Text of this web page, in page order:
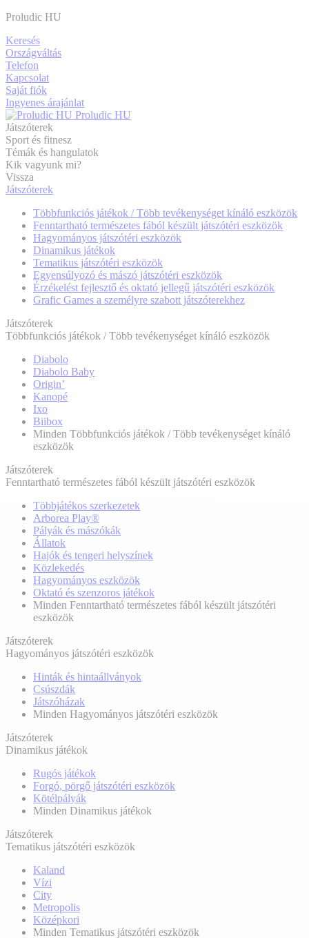
Proludic HU
Keresés
Országváltás
Telefon
Kapcsolat
Saját fiók
Ingyenes árajánlat
Proludic HU
Játszóterek
Sport és fitnesz
Témák és hangulatok
Kik vagyunk mi?
Vissza
Játszóterek
Többfunkciós játékok / Több tevékenységet kínáló eszközök
Fenntartható természetes fából készült játszótéri eszközök
Hagyományos játszótéri eszközök
Dinamikus játékok
Tematikus játszótéri eszközök
Egyensúlyozó és mászó játszótéri eszközök
Érzékelést fejlesztő és oktató jellegű játszótéri eszközök
Grafic Games a személyre szabott játszóterekhez
Játszóterek
Többfunkciós játékok / Több tevékenységet kínáló eszközök
Diabolo
Diabolo Baby
Origin’
Kanopé
Ixo
Biibox
Minden Többfunkciós játékok / Több tevékenységet kínáló
eszközök
Játszóterek
Fenntartható természetes fából készült játszótéri eszközök
Többjátékos szerkezetek
Arborea Play®
Pályák és mászókák
Állatok
Hajók és tengeri helyszínek
Közlekedés
Hagyományos eszközök
Oktató és szenzoros játékok
Minden Fenntartható természetes fából készült játszótéri
eszközök
Játszóterek
Hagyományos játszótéri eszközök
Hinták és hintaállványok
Csúszdák
Játszóházak
Minden Hagyományos játszótéri eszközök
Játszóterek
Dinamikus játékok
Rugós játékok
Forgó, pörgő játszótéri eszközök
Kötélpályák
Minden Dinamikus játékok
Játszóterek
Tematikus játszótéri eszközök
Kaland
Vízi
City
Metropolis
Középkori
Minden Tematikus játszótéri eszközök